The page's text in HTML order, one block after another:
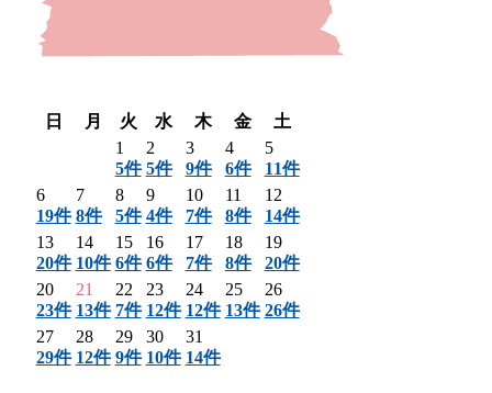
日
月 火 水 木 金
土
1
5件
2
5件
3
9件
4
6件
5
11件
6
19件
7
8件
8
5件
9
4件
10
7件
11
8件
12
14件
13
20件
14
10件
15
6件
16
6件
17
7件
18
8件
19
20件
20
23件
21
13件
22
7件
23
12件
24
12件
25
13件
26
26件
27
29件
28
12件
29
9件
30
10件
31
14件